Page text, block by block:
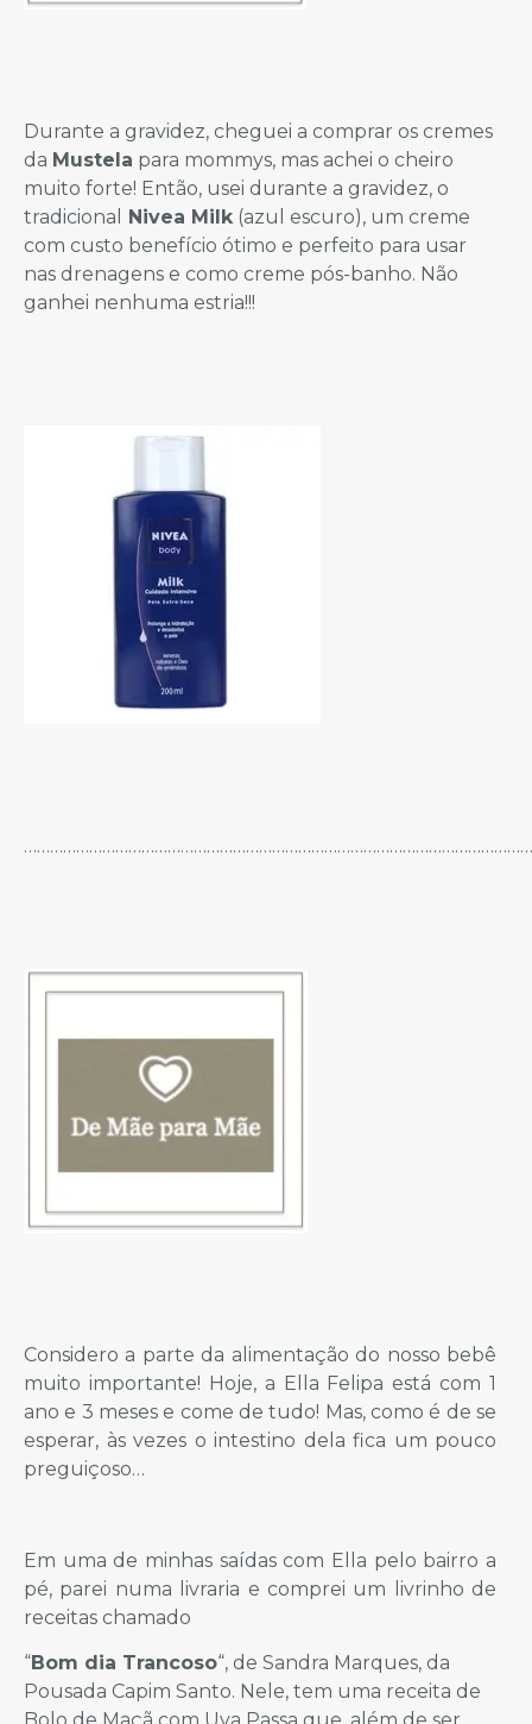
Durante a gravidez, cheguei a comprar os cremes
da Mustela para mommys, mas achei o cheiro
muito forte! Então, usei durante a gravidez, o
tradicional
Nivea Milk(azul escuro), um creme
com custo benefício ótimo e perfeito para usar
nas drenagens e como creme pós-banho. Não
ganhei nenhuma estria!!!
Considero a parte da alimentação do nosso bebê
muito importante! Hoje, a Ella Felipa está com 1
ano e 3 meses e come de tudo! Mas, como é de se
esperar, às vezes o intestino dela fica um pouco
preguiçoso…
Em uma de minhas saídas com Ella pelo bairro a
pé, parei numa livraria e comprei um livrinho de
receitas chamado
“Bom dia Trancoso“, de Sandra Marques, da
Pousada Capim Santo. Nele, tem uma receita de